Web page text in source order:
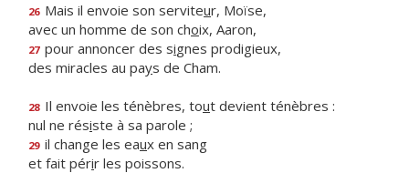
26 Mais il envoie son serviteur, Moïse,
avec un homme de son choix, Aaron,
27 pour annoncer des signes prodigieux,
des miracles au pays de Cham.
28 Il envoie les ténèbres, tout devient ténèbres :
nul ne résiste à sa parole ;
29 il change les eaux en sang
et fait périr les poissons.